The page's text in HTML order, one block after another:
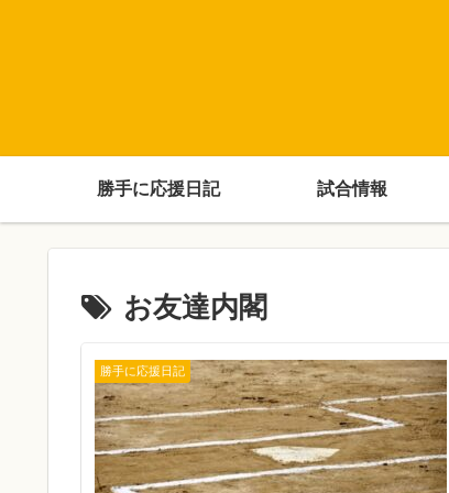
勝手に応援日記 試合情報
お友達内閣
勝手に応援日記